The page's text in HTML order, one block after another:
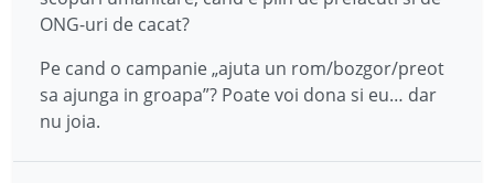
ONG-uri de cacat?
Pe cand o campanie „ajuta un rom/bozgor/preot
sa ajunga in groapa”? Poate voi dona si eu… dar
nu joia.